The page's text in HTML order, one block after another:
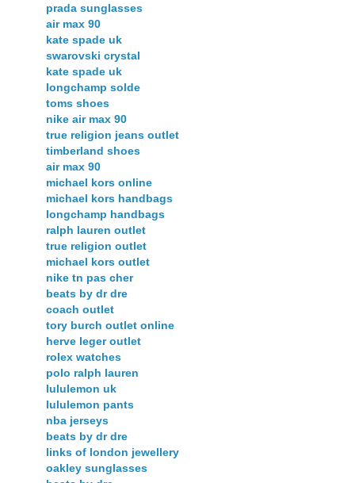
prada sunglasses
air max 90
kate spade uk
swarovski crystal
kate spade uk
longchamp solde
toms shoes
nike air max 90
true religion jeans outlet
timberland shoes
air max 90
michael kors online
michael kors handbags
longchamp handbags
ralph lauren outlet
true religion outlet
michael kors outlet
nike tn pas cher
beats by dr dre
coach outlet
tory burch outlet online
herve leger outlet
rolex watches
polo ralph lauren
lululemon uk
lululemon pants
nba jerseys
beats by dr dre
links of london jewellery
oakley sunglasses